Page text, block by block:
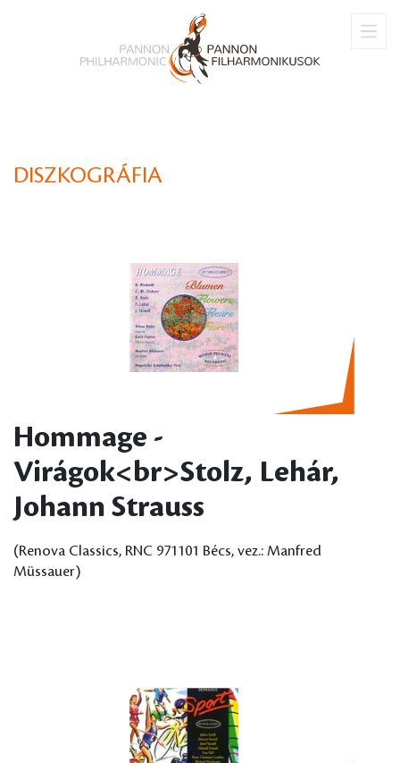
DISZKOGRÁFIA
Hommage -
Virágok<br>Stolz, Lehár,
Johann Strauss
(Renova Classics, RNC 971101 Bécs, vez.: Manfred
Müssauer)